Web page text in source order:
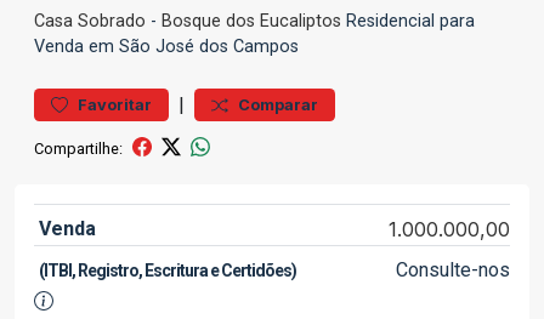
Casa Sobrado - Bosque dos Eucaliptos Residencial para
Venda em São José dos Campos
Favoritar | Comparar
Compartilhe:
Venda 1.000.000,00
(ITBI, Registro, Escritura e Certidões) Consulte-nos